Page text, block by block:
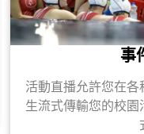
事
活動直播允許您在
生流式傳輸您的校